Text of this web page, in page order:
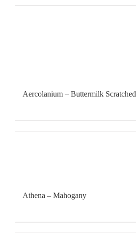
Aercolanium – Buttermilk Scratched
Athena – Mahogany